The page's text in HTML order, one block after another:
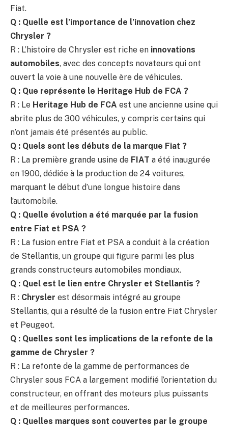
Fiat.
Q : Quelle est l’importance de l’innovation chez
Chrysler ?
R : L’histoire de Chrysler est riche en innovations
automobiles, avec des concepts novateurs qui ont
ouvert la voie à une nouvelle ère de véhicules.
Q : Que représente le Heritage Hub de FCA ?
R : Le Heritage Hub de FCA est une ancienne usine qui
abrite plus de 300 véhicules, y compris certains qui
n’ont jamais été présentés au public.
Q : Quels sont les débuts de la marque Fiat ?
R : La première grande usine de FIAT a été inaugurée
en 1900, dédiée à la production de 24 voitures,
marquant le début d’une longue histoire dans
l’automobile.
Q : Quelle évolution a été marquée par la fusion
entre Fiat et PSA ?
R : La fusion entre Fiat et PSA a conduit à la création
de Stellantis, un groupe qui figure parmi les plus
grands constructeurs automobiles mondiaux.
Q : Quel est le lien entre Chrysler et Stellantis ?
R : Chrysler est désormais intégré au groupe
Stellantis, qui a résulté de la fusion entre Fiat Chrysler
et Peugeot.
Q : Quelles sont les implications de la refonte de la
gamme de Chrysler ?
R : La refonte de la gamme de performances de
Chrysler sous FCA a largement modifié l’orientation du
constructeur, en offrant des moteurs plus puissants
et de meilleures performances.
Q : Quelles marques sont couvertes par le groupe